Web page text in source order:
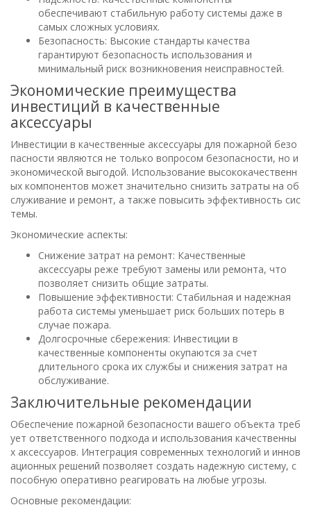
обеспечивают стабильную работу системы даже в
самых сложных условиях.
Безопасность: Высокие стандарты качества
гарантируют безопасность использования и
минимальный риск возникновения неисправностей.
Экономические преимущества
инвестиций в качественные
аксессуары
Инвестиции в качественные аксессуары для пожарной безо
пасности являются не только вопросом безопасности, но и
экономической выгодой. Использование высококачественн
ых компонентов может значительно снизить затраты на об
служивание и ремонт, а также повысить эффективность сис
темы.
Экономические аспекты:
Снижение затрат на ремонт: Качественные
аксессуары реже требуют замены или ремонта, что
позволяет снизить общие затраты.
Повышение эффективности: Стабильная и надежная
работа системы уменьшает риск больших потерь в
случае пожара.
Долгосрочные сбережения: Инвестиции в
качественные компоненты окупаются за счет
длительного срока их службы и снижения затрат на
обслуживание.
Заключительные рекомендации
Обеспечение пожарной безопасности вашего объекта треб
ует ответственного подхода и использования качественны
х аксессуаров. Интеграция современных технологий и иннов
ационных решений позволяет создать надежную систему, с
пособную оперативно реагировать на любые угрозы.
Основные рекомендации: